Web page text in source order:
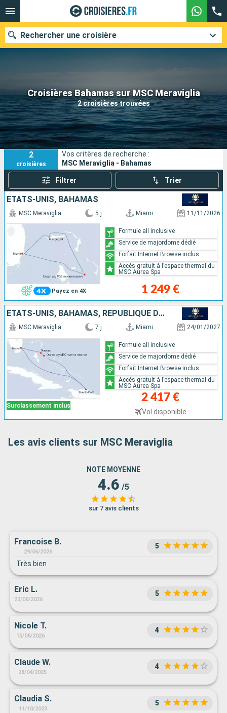
Croisières Bahamas sur MSC Meraviglia
2 croisières trouvées
Rechercher une croisière
Nos destinations
Mois de départ
Ports Compagnies
Rechercher
2
croisières
Vos critères de recherche :
MSC Meraviglia - Bahamas
Filtrer Trier
ÉTATS-UNIS, BAHAMAS
Payez en 4X
MSC Meraviglia 5 j Miami 11/11/2026
1 249 €
Formule all inclusive
Service de majordome dédié
Forfait Internet Browse inclus
Accès gratuit à l’espace thermal du
MSC Aurea Spa
ÉTATS-UNIS, BAHAMAS, RÉPUBLIQUE DOMINICAINE
Surclassement inclus
MSC Meraviglia 7 j Miami 24/01/2027
2 417 €
Vol disponible
Formule all inclusive
Service de majordome dédié
Forfait Internet Browse inclus
Accès gratuit à l’espace thermal du
MSC Aurea Spa
Les avis clients sur MSC Meraviglia
NOTE MOYENNE
4.6 /5
sur 7 avis clients
Francoise B.
29/06/2026
5
Très bien
Eric L.
22/06/2026
5
Nicole T.
15/06/2026
4
Claude W.
28/04/2025
4
Claudia S.
11/10/2023
5